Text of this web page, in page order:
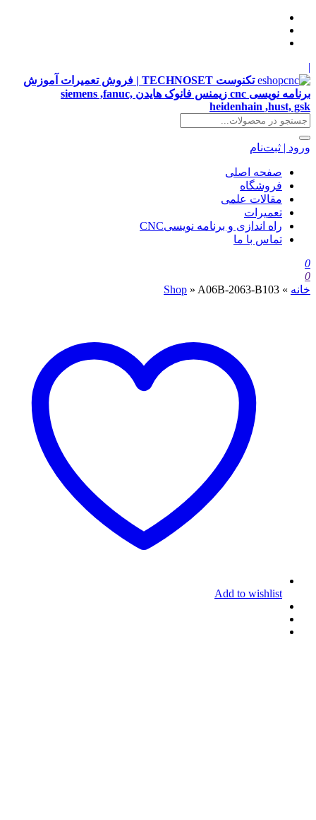
|
تکنوست TECHNOSET | فروش تعمیرات آموزش
برنامه نویسی cnc زیمنس فانوک هایدن siemens ,fanuc,
heidenhain ,hust, gsk
ورود | ثبت‌نام
صفحه اصلی
فروشگاه
مقالات علمی
تعمیرات
راه اندازی و برنامه نویسیCNC
تماس با ما
0
0
خانه »
Shop » A06B-2063-B103
Add to wishlist